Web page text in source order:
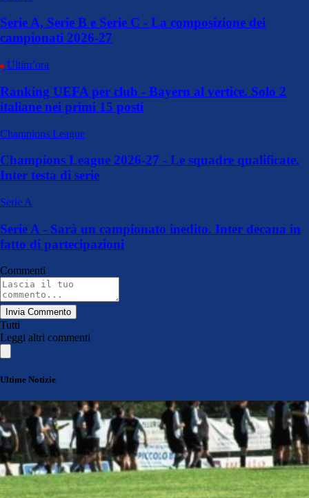
Serie A, Serie B e Serie C - La composizione dei
campionati 2026-27
Ultim’ora
Ranking UEFA per club - Bayern al vertice. Solo 2
italiane nei primi 15 posti
Champions League
Champions League 2026-27 - Le squadre qualificate.
Inter testa di serie
Serie A
Serie A - Sarà un campionato inedito. Inter decana in
fatto di partecipazioni
Commenti
Invia Commento
Tutti
Leggi altri commenti
Ultime Notizie